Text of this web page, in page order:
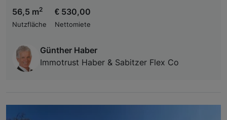
56,5 m2
Nutzfläche
€ 530,00
Nettomiete
Günther Haber
Immotrust Haber & Sabitzer Flex Co